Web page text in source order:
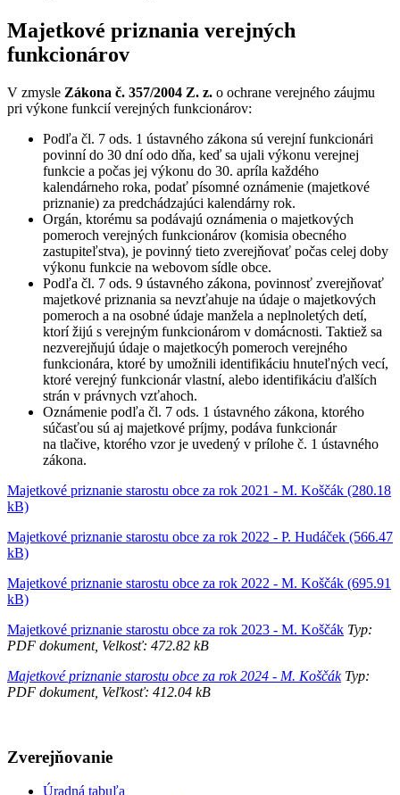
Majetkové priznania verejných
funkcionárov
V zmysle Zákona č. 357/2004 Z. z. o ochrane verejného záujmu
pri výkone funkcií verejných funkcionárov:
Podľa čl. 7 ods. 1 ústavného zákona sú verejní funkcionári
povinní do 30 dní odo dňa, keď sa ujali výkonu verejnej
funkcie a počas jej výkonu do 30. apríla každého
kalendárneho roka, podať písomné oznámenie (majetkové
priznanie) za predchádzajúci kalendárny rok.
Orgán, ktorému sa podávajú oznámenia o majetkových
pomeroch verejných funkcionárov (komisia obecného
zastupiteľstva), je povinný tieto zverejňovať počas celej doby
výkonu funkcie na webovom sídle obce.
Podľa čl. 7 ods. 9 ústavného zákona, povinnosť zverejňovať
majetkové priznania sa nevzťahuje na údaje o majetkových
pomeroch a na osobné údaje manžela a neplnoletých detí,
ktorí žijú s verejným funkcionárom v domácnosti. Taktiež sa
nezverejňujú údaje o majetkocýh pomeroch verejného
funkcionára, ktoré by umožnili identifikáciu hnuteľných vecí,
ktoré verejný funkcionár vlastní, alebo identifikáciu ďalších
strán v právnych vzťahoch.
Oznámenie podľa čl. 7 ods. 1 ústavného zákona, ktorého
súčasťou sú aj majetkové príjmy, podáva funkcionár
na tlačive, ktorého vzor je uvedený v prílohe č. 1 ústavného
zákona.
Majetkové priznanie starostu obce za rok 2021 - M. Koščák (280.18
kB)
Majetkové priznanie starostu obce za rok 2022 - P. Hudáček (566.47
kB)
Majetkové priznanie starostu obce za rok 2022 - M. Koščák (695.91
kB)
Majetkové priznanie starostu obce za rok 2023 - M. Koščák Typ:
PDF dokument, Velkosť: 472.82 kB
Majetkové priznanie starostu obce za rok 2024 - M. KoščákTyp:
PDF dokument, Veľkosť: 412.04 kB
Zverejňovanie
Úradná tabuľa